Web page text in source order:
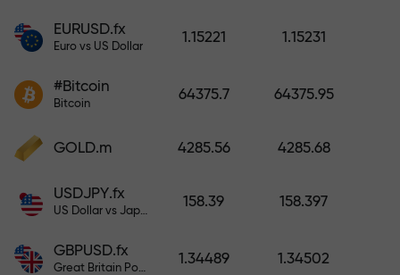
奖金。X1000不是印刷错误。存款
EURUSD.fx
Euro vs US Dollar
1.15221 1.15231
#Bitcoin
Bitcoin
64375.7 64375.95
GOLD.m 4285.56 4285.68
USDJPY.fx
US Dollar vs Japanese Yen
158.39 158.397
GBPUSD.fx
Great Britain Pound vs US Dollar
1.34489 1.34502